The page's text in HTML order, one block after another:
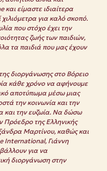
και είμαστε ιδιαίτερα
για καλό σκοπό.
που στόχο έχει την
ζωής των παιδιών,
τα παιδιά που μας έχουν
διοργάνωσης στο Βόρειο
κάθε χρόνο να αφήνουμε
αποτύπωμα μέσω μιας
την κοινωνία και την
και την ευζωία. Να δώσω
Πρόεδρο της Ελληνικής
Μαρτίνου, καθώς και
International, Γιάννη
για να
διοργάνωση στην